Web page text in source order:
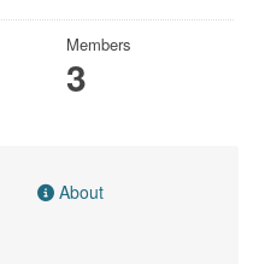
Members
3
About